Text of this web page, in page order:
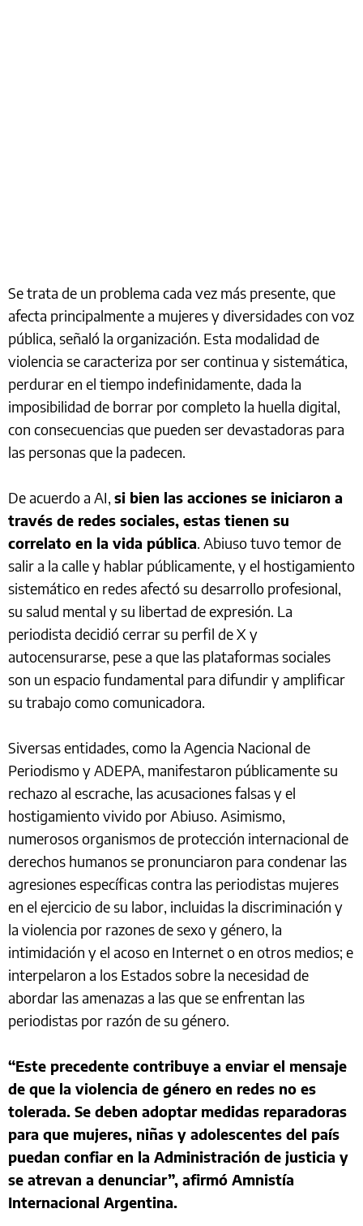
Se trata de un problema cada vez más presente, que
afecta principalmente a mujeres y diversidades con voz
pública, señaló la organización. Esta modalidad de
violencia se caracteriza por ser continua y sistemática,
perdurar en el tiempo indefinidamente, dada la
imposibilidad de borrar por completo la huella digital,
con consecuencias que pueden ser devastadoras para
las personas que la padecen.
De acuerdo a AI, si bien las acciones se iniciaron a
través de redes sociales, estas tienen su
correlato en la vida pública. Abiuso tuvo temor de
salir a la calle y hablar públicamente, y el hostigamiento
sistemático en redes afectó su desarrollo profesional,
su salud mental y su libertad de expresión. La
periodista decidió cerrar su perfil de X y
autocensurarse, pese a que las plataformas sociales
son un espacio fundamental para difundir y amplificar
su trabajo como comunicadora.
Siversas entidades, como la Agencia Nacional de
Periodismo y ADEPA, manifestaron públicamente su
rechazo al escrache, las acusaciones falsas y el
hostigamiento vivido por Abiuso. Asimismo,
numerosos organismos de protección internacional de
derechos humanos se pronunciaron para condenar las
agresiones específicas contra las periodistas mujeres
en el ejercicio de su labor, incluidas la discriminación y
la violencia por razones de sexo y género, la
intimidación y el acoso en Internet o en otros medios; e
interpelaron a los Estados sobre la necesidad de
abordar las amenazas a las que se enfrentan las
periodistas por razón de su género.
“Este precedente contribuye a enviar el mensaje
de que la violencia de género en redes no es
tolerada. Se deben adoptar medidas reparadoras
para que mujeres, niñas y adolescentes del país
puedan confiar en la Administración de justicia y
se atrevan a denunciar”, afirmó Amnistía
Internacional Argentina.